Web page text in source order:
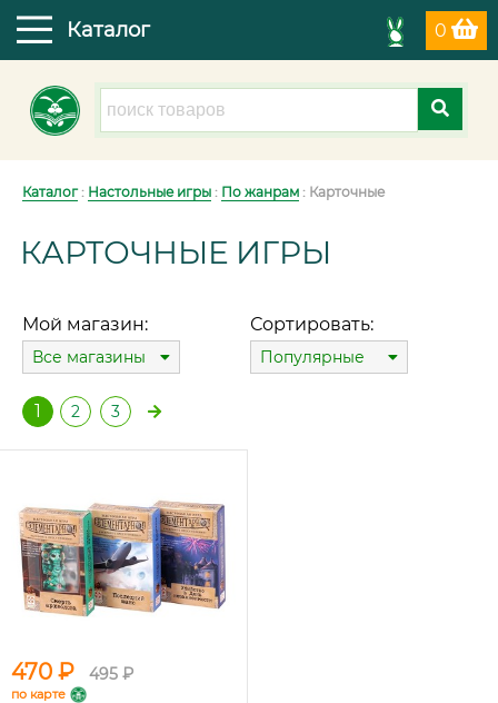
0
Каталог
Каталог: Настольные игры : По жанрам : Карточные
КАРТОЧНЫЕ ИГРЫ
Мой магазин:
Все магазины
Сортировать:
Популярные
1 2 3
470 ₽ 495 ₽
по карте